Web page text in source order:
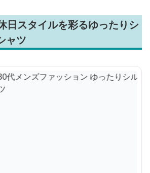
日スタイルを彩るゆったりシ
ャツ